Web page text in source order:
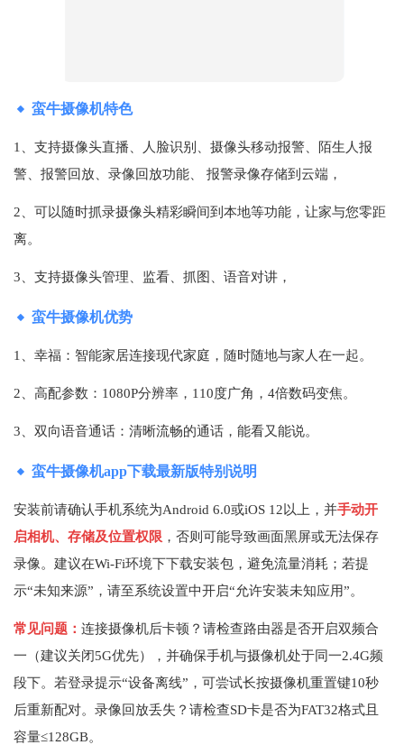
蛮牛摄像机特色
1、支持摄像头直播、人脸识别、摄像头移动报警、陌生人报
警、报警回放、录像回放功能、 报警录像存储到云端，
2、可以随时抓录摄像头精彩瞬间到本地等功能，让家与您零距
离。
3、支持摄像头管理、监看、抓图、语音对讲，
蛮牛摄像机优势
1、幸福：智能家居连接现代家庭，随时随地与家人在一起。
2、高配参数：1080P分辨率，110度广角，4倍数码变焦。
3、双向语音通话：清晰流畅的通话，能看又能说。
蛮牛摄像机app下载最新版特别说明
安装前请确认手机系统为Android 6.0或iOS 12以上，并手动开
启相机、存储及位置权限 ，否则可能导致画面黑屏或无法保存
录像。建议在Wi-Fi环境下下载安装包，避免流量消耗；若提
示“未知来源”，请至系统设置中开启“允许安装未知应用”。
常见问题： 连接摄像机后卡顿？请检查路由器是否开启双频合
一（建议关闭5G优先），并确保手机与摄像机处于同一2.4G频
段下。若登录提示“设备离线”，可尝试长按摄像机重置键10秒
后重新配对。录像回放丢失？请检查SD卡是否为FAT32格式且
容量≤128GB。